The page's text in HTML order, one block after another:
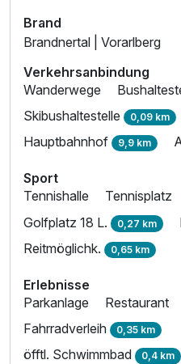
Brand
Brandnertal | Vorarlberg
Verkehrsanbindung
Wanderwege
Skibushaltestelle 0,09 km
Hauptbahnhof 9,9 km
Sport
Tennishalle
Tennisplatz
Golfplatz 18 L. 0,27 km
Reitmöglichk. 0,65 km
Erlebnisse
Parkanlage
Restaurant
Fahrradverleih 0,35 km
öfftl. Schwimmbad 0,4 km